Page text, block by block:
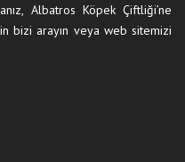
Albatros Köpek Çiftliği’ne
bizi arayın veya web sitemizi